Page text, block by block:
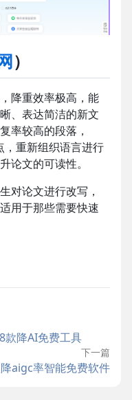
）
降重效率极高，能
、表达简洁的新文
率较高的段落，
重新组织语言进行
论文的可读性。
对论文进行改写，
用于那些需要快速
款降AI免费工具
下一篇
aigc率智能免费软件